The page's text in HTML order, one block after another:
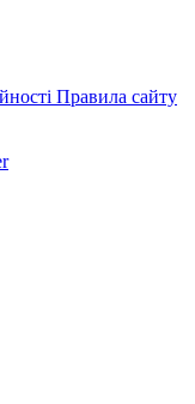
Правила сайту